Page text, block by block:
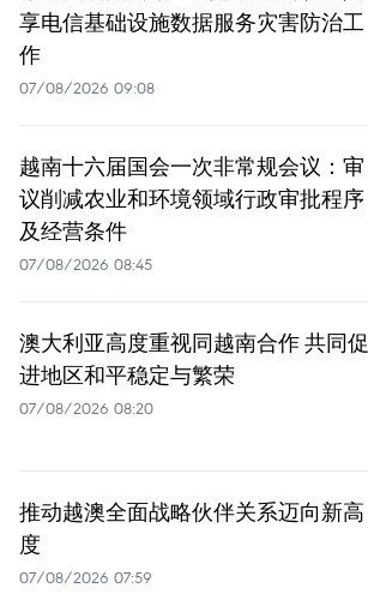
享电信基础设施数据服务灾害防治工
作
07/08/2026 09:08
越南十六届国会一次非常规会议：审
议削减农业和环境领域行政审批程序
及经营条件
07/08/2026 08:45
澳大利亚高度重视同越南合作 共同促
进地区和平稳定与繁荣
07/08/2026 08:20
推动越澳全面战略伙伴关系迈向新高
度
07/08/2026 07:59